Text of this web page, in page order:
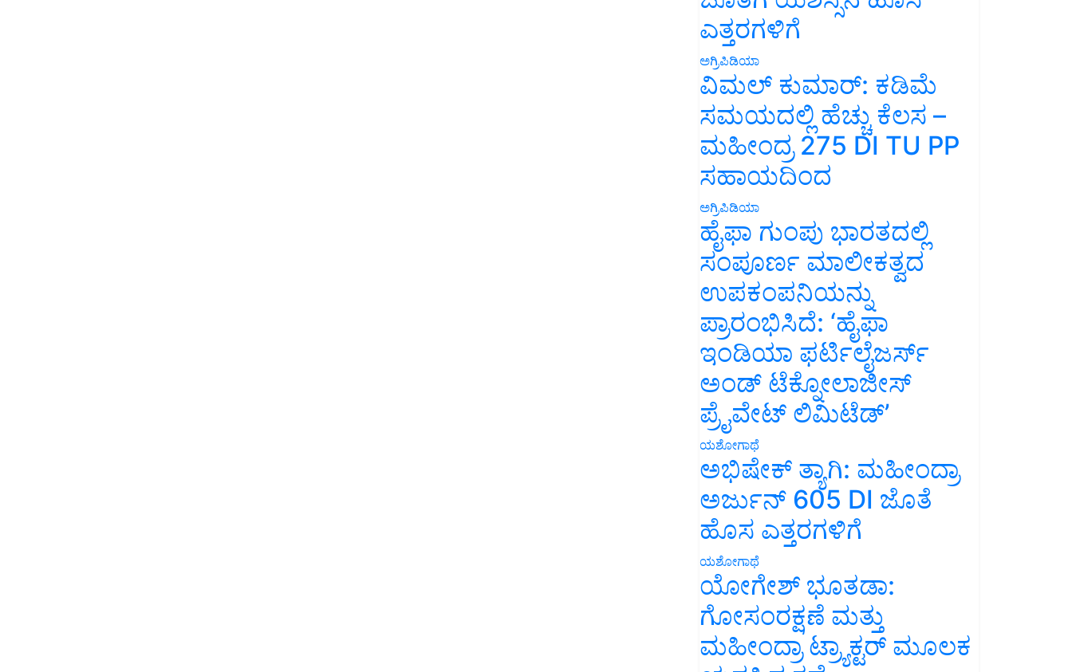
ಎತ್ತರಗಳಿಗೆ
ಅಗ್ರಿಪಿಡಿಯಾ
ವಿಮಲ್ ಕುಮಾರ್: ಕಡಿಮೆ
ಸಮಯದಲ್ಲಿ ಹೆಚ್ಚು ಕೆಲಸ –
ಮಹೀಂದ್ರ 275 DI TU PP
ಸಹಾಯದಿಂದ
ಅಗ್ರಿಪಿಡಿಯಾ
ಹೈಫಾ ಗುಂಪು ಭಾರತದಲ್ಲಿ
ಸಂಪೂರ್ಣ ಮಾಲೀಕತ್ವದ
ಉಪಕಂಪನಿಯನ್ನು
ಪ್ರಾರಂಭಿಸಿದೆ: ‘ಹೈಫಾ
ಇಂಡಿಯಾ ಫರ್ಟಿಲೈಜರ್ಸ್
ಅಂಡ್ ಟೆಕ್ನೋಲಾಜೀಸ್
ಪ್ರೈವೇಟ್ ಲಿಮಿಟೆಡ್’
ಯಶೋಗಾಥೆ
ಅಭಿಷೇಕ್ ತ್ಯಾಗಿ: ಮಹೀಂದ್ರಾ
ಅರ್ಜುನ್ 605 DI ಜೊತೆ
ಹೊಸ ಎತ್ತರಗಳಿಗೆ
ಯಶೋಗಾಥೆ
ಯೋಗೇಶ್ ಭೂತಡಾ:
ಗೋಸಂರಕ್ಷಣೆ ಮತ್ತು
ಮಹೀಂದ್ರಾ ಟ್ರ್ಯಾಕ್ಟರ್ ಮೂಲಕ